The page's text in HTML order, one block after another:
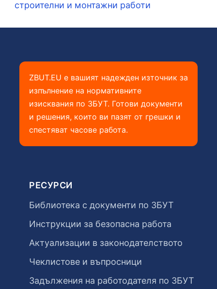
строителни и монтажни работи
ZBUT.EU е вашият надежден източник за
изпълнение на нормативните
изисквания по ЗБУТ. Готови документи
и решения, които ви пазят от грешки и
спестяват часове работа.
РЕСУРСИ
Библиотека с документи по ЗБУТ
Инструкции за безопасна работа
Актуализации в законодателството
Чеклистове и въпросници
Задължения на работодателя по ЗБУТ